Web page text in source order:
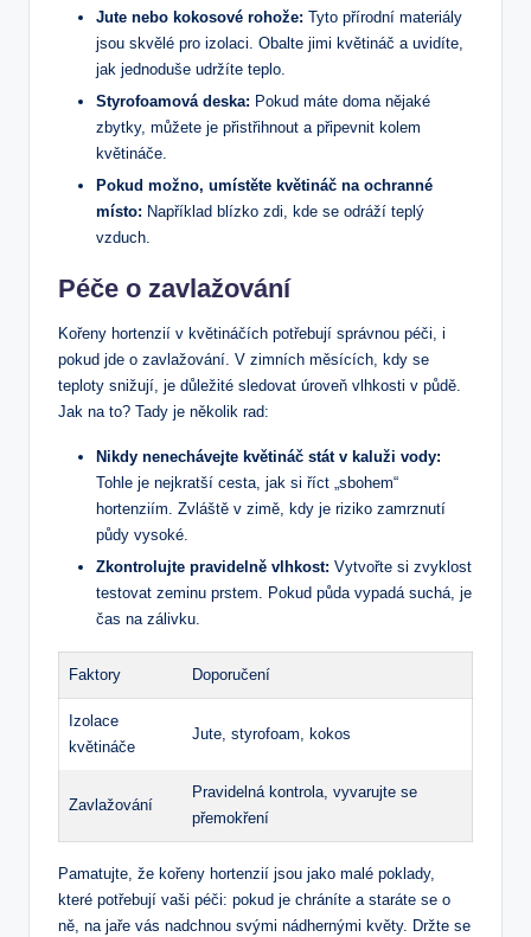
Jute nebo ⁢kokosové ​rohože: Tyto přírodní materiály
jsou skvělé⁣ pro izolaci. Obalte jimi květináč a⁤ uvidíte,
jak jednoduše⁤ udržíte⁢ teplo.
Styrofoamová deska: ​Pokud ⁤máte doma nějaké⁤
zbytky,‍ můžete​ je přistřihnout ⁢a připevnit kolem
květináče.
Pokud možno, umístěte květináč ​na⁣ ochranné
⁣místo: Například blízko zdi, kde se odráží teplý
vzduch.
Péče o zavlažování
Kořeny hortenzií v​ květináčích potřebují správnou péči, i
pokud jde o zavlažování.⁢ V zimních měsících, kdy se
teploty snižují, je‌ důležité sledovat úroveň vlhkosti v půdě.
Jak na to? Tady ⁣je několik rad:
Nikdy nenechávejte květináč stát ⁤v kaluži vody:
Tohle je nejkratší cesta, jak si říct „sbohem“
⁣hortenziím. ⁣Zvláště v⁤ zimě, kdy⁢ je‍ riziko zamrznutí
půdy​ vysoké.
Zkontrolujte pravidelně ⁣vlhkost: Vytvořte si zvyklost
testovat zeminu prstem. Pokud půda vypadá suchá, je⁢
čas ​na⁤ zálivku.
Faktory Doporučení
Izolace‌
květináče
Jute, styrofoam, kokos
Zavlažování
Pravidelná kontrola, vyvarujte⁣ se
přemokření
Pamatujte,⁢ že kořeny hortenzií‍ jsou jako malé poklady,
které potřebují vaši péči: pokud je chráníte a ​staráte⁣ se o
ně, na‍ jaře vás​ nadchnou svými ⁤nádhernými květy. Držte ⁣se